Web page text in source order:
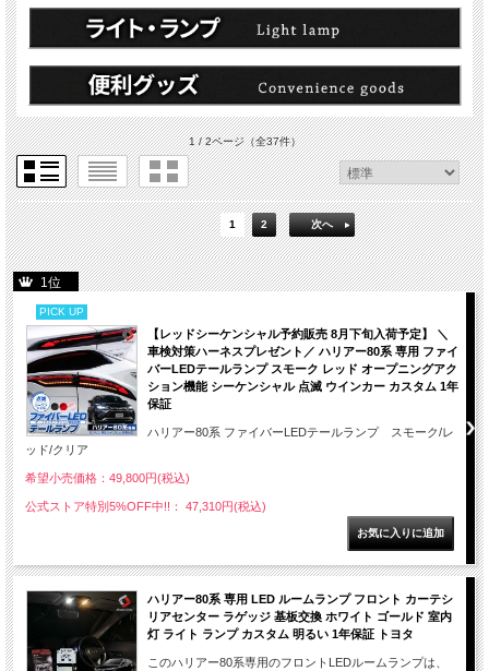
1 / 2ページ（全37件）
1 2 次へ
1位
PICK UP
【レッドシーケンシャル予約販売 8月下旬入荷予定】 ＼
車検対策ハーネスプレゼント／ ハリアー80系 専用 ファイ
バーLEDテールランプ スモーク レッド オープニングアク
ション機能 シーケンシャル 点滅 ウインカー カスタム 1年
保証
ハリアー80系 ファイバーLEDテールランプ スモーク/レ
ッド/クリア
希望小売価格：49,800円(税込)
公式ストア特別5%OFF中!!： 47,310円(税込)
ハリアー80系 専用 LED ルームランプ フロント カーテシ
リアセンター ラゲッジ 基板交換 ホワイト ゴールド 室内
灯 ライト ランプ カスタム 明るい 1年保証 トヨタ
このハリアー80系専用のフロントLEDルームランプは、